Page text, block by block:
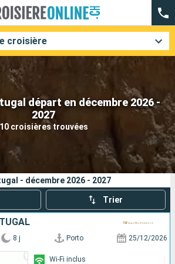
départ en décembre 2026 -
2027
10 croisières trouvées
croisière
Compagnies
Rechercher
de recherche :
- décembre 2026 - 2027
Trier
8 j Porto 25/12/2026
Wi-Fi inclus